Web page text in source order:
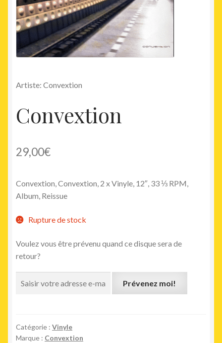
Artiste: Convextion
Convextion
29,00€
Convextion, Convextion, 2 x Vinyle, 12″, 33 ⅓ RPM,
Album, Reissue
Rupture de stock
Voulez vous être prévenu quand ce disque sera de
retour?
Prévenez moi!
Catégorie : Vinyle
Marque : Convextion